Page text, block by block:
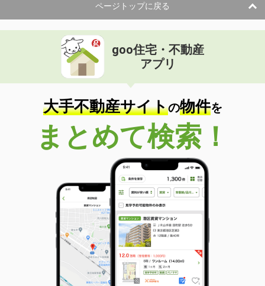
ページトップに戻る
goo住宅・不動産
アプリ
大手不動産サイトの物件を
まとめて検索！